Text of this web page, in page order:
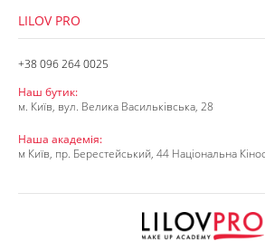
LILOV PRO
+38 096 264 0025
Наш бутик:
м. Київ, вул. Велика Васильківська, 28
Наша академія:
м Київ, пр. Берестейський, 44 Національна